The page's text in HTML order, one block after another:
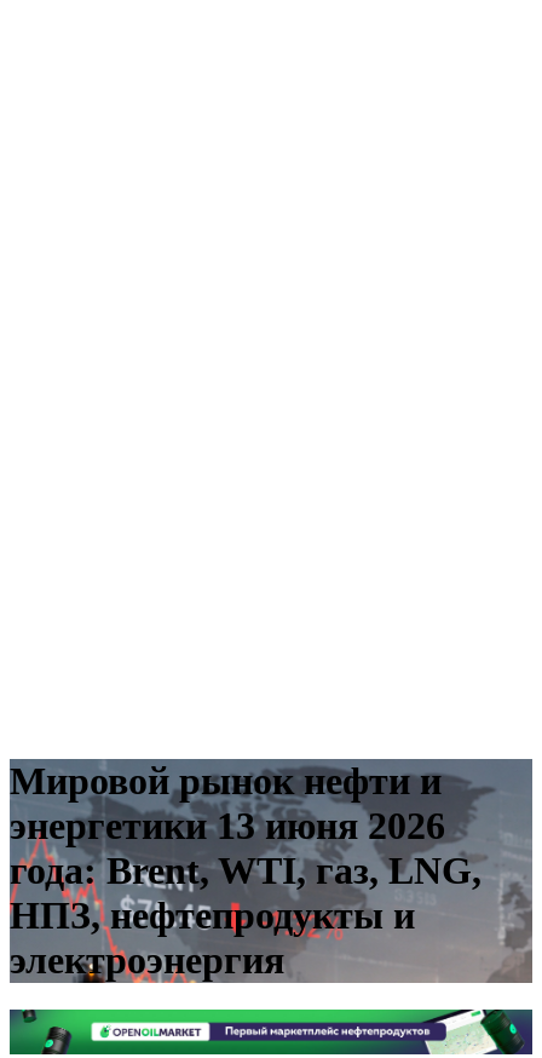
Мировой рынок нефти и
энергетики 13 июня 2026
года: Brent, WTI, газ, LNG,
НПЗ, нефтепродукты и
электроэнергия